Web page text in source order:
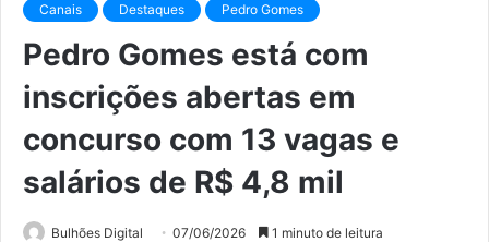
Canais Destaques Pedro Gomes
Pedro Gomes está com
inscrições abertas em
concurso com 13 vagas e
salários de R$ 4,8 mil
Bulhões Digital 07/06/2026 1 minuto de leitura